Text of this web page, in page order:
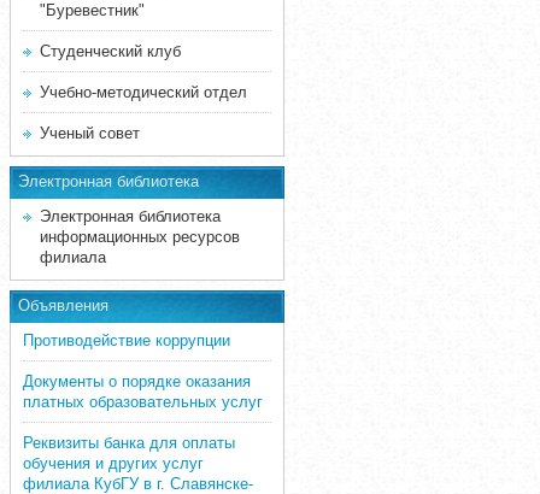
"Буревестник"
Студенческий клуб
Учебно-методический отдел
Ученый совет
Электронная библиотека
Электронная библиотека
информационных ресурсов
филиала
Объявления
Противодействие коррупции
Документы о порядке оказания
платных образовательных услуг
Реквизиты банка для оплаты
обучения и других услуг
филиала КубГУ в г. Славянске-